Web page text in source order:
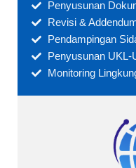
Penyusunan
Revisi &
Pendampingan
Penyusunan UKL-
Monitoring